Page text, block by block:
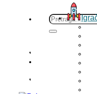
Search
više poručenih proizvoda!
više poručenih proizvoda!